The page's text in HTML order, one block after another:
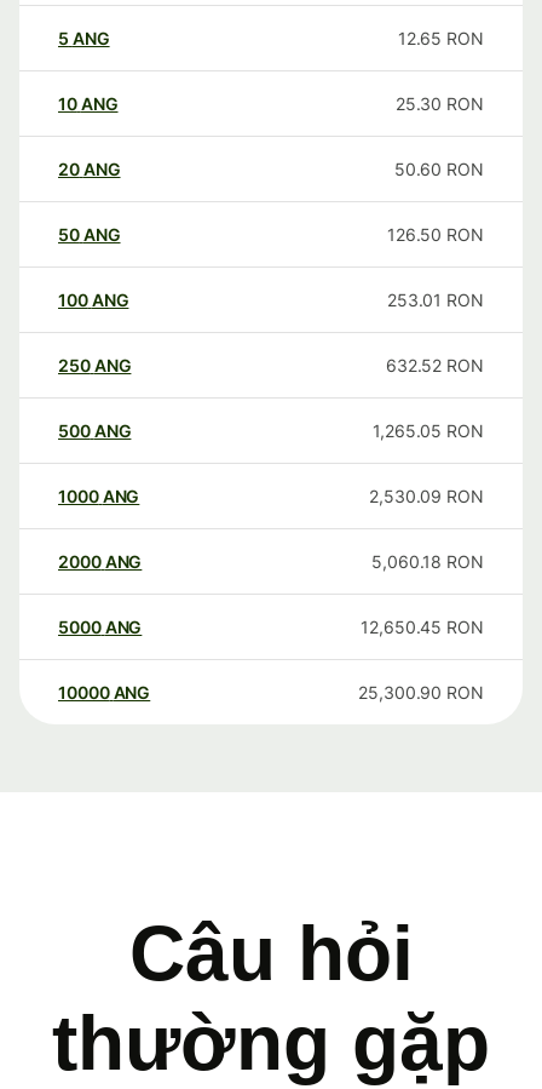
5 ANG 12.65 RON
10ANG 25.30 RON
20ANG 50.60 RON
50ANG 126.50 RON
100ANG 253.01 RON
250ANG 632.52 RON
500ANG 1,265.05 RON
1000ANG 2,530.09 RON
2000ANG 5,060.18 RON
5000ANG 12,650.45 RON
10000 ANG 25,300.90 RON
Câu hỏi
thường gặp